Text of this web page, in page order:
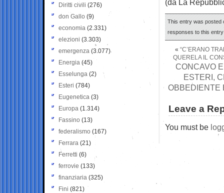
(da La
This entry was posted
responses to this
« “C’ERANO
QUERELA IL
CONCAVO
ESTERI,
OBBEDIENTE
Leave a
You must be
Diritti civili (276)
don Gallo (9)
economia (2.331)
elezioni (3.303)
emergenza (3.077)
Energia (45)
Esselunga (2)
Esteri (784)
Eugenetica (3)
Europa (1.314)
Fassino (13)
federalismo (167)
Ferrara (21)
Ferretti (6)
ferrovie (133)
finanziaria (325)
Fini (821)